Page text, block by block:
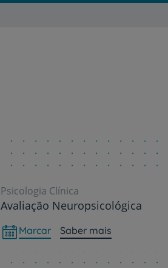
Psicologia Clínica
Avaliação Neuropsicológica
Marcar Saber mais